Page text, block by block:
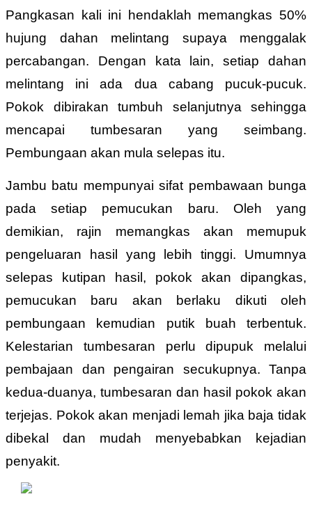
Pangkasan kali ini hendaklah memangkas 50%
hujung dahan melintang supaya menggalak
percabangan. Dengan kata lain, setiap dahan
melintang ini ada dua cabang pucuk-pucuk.
Pokok dibirakan tumbuh selanjutnya sehingga
mencapai tumbesaran yang seimbang.
Pembungaan akan mula selepas itu.
Jambu batu mempunyai sifat pembawaan bunga
pada setiap pemucukan baru. Oleh yang
demikian, rajin memangkas akan memupuk
pengeluaran hasil yang lebih tinggi. Umumnya
selepas kutipan hasil, pokok akan dipangkas,
pemucukan baru akan berlaku dikuti oleh
pembungaan kemudian putik buah terbentuk.
Kelestarian tumbesaran perlu dipupuk melalui
pembajaan dan pengairan secukupnya. Tanpa
kedua-duanya, tumbesaran dan hasil pokok akan
terjejas. Pokok akan menjadi lemah jika baja tidak
dibekal dan mudah menyebabkan kejadian
penyakit.